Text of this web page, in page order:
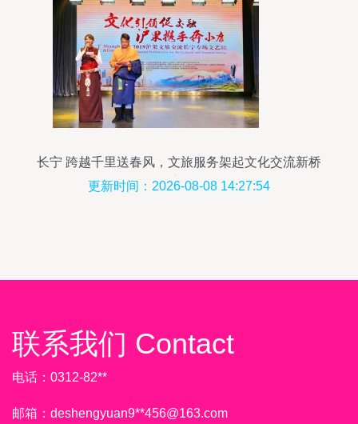
长宁 跨越千里送春风，文旅服务架起文化交流新桥
梁
更新时间：2026-08-08 14:27:54
联系我们 Contact
电话：0312-82**
邮箱：deshengyuan9**456@163.com